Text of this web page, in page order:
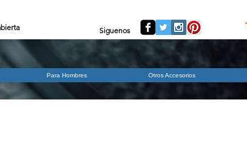
Siguenos
Para Hombres Otros Accesorios